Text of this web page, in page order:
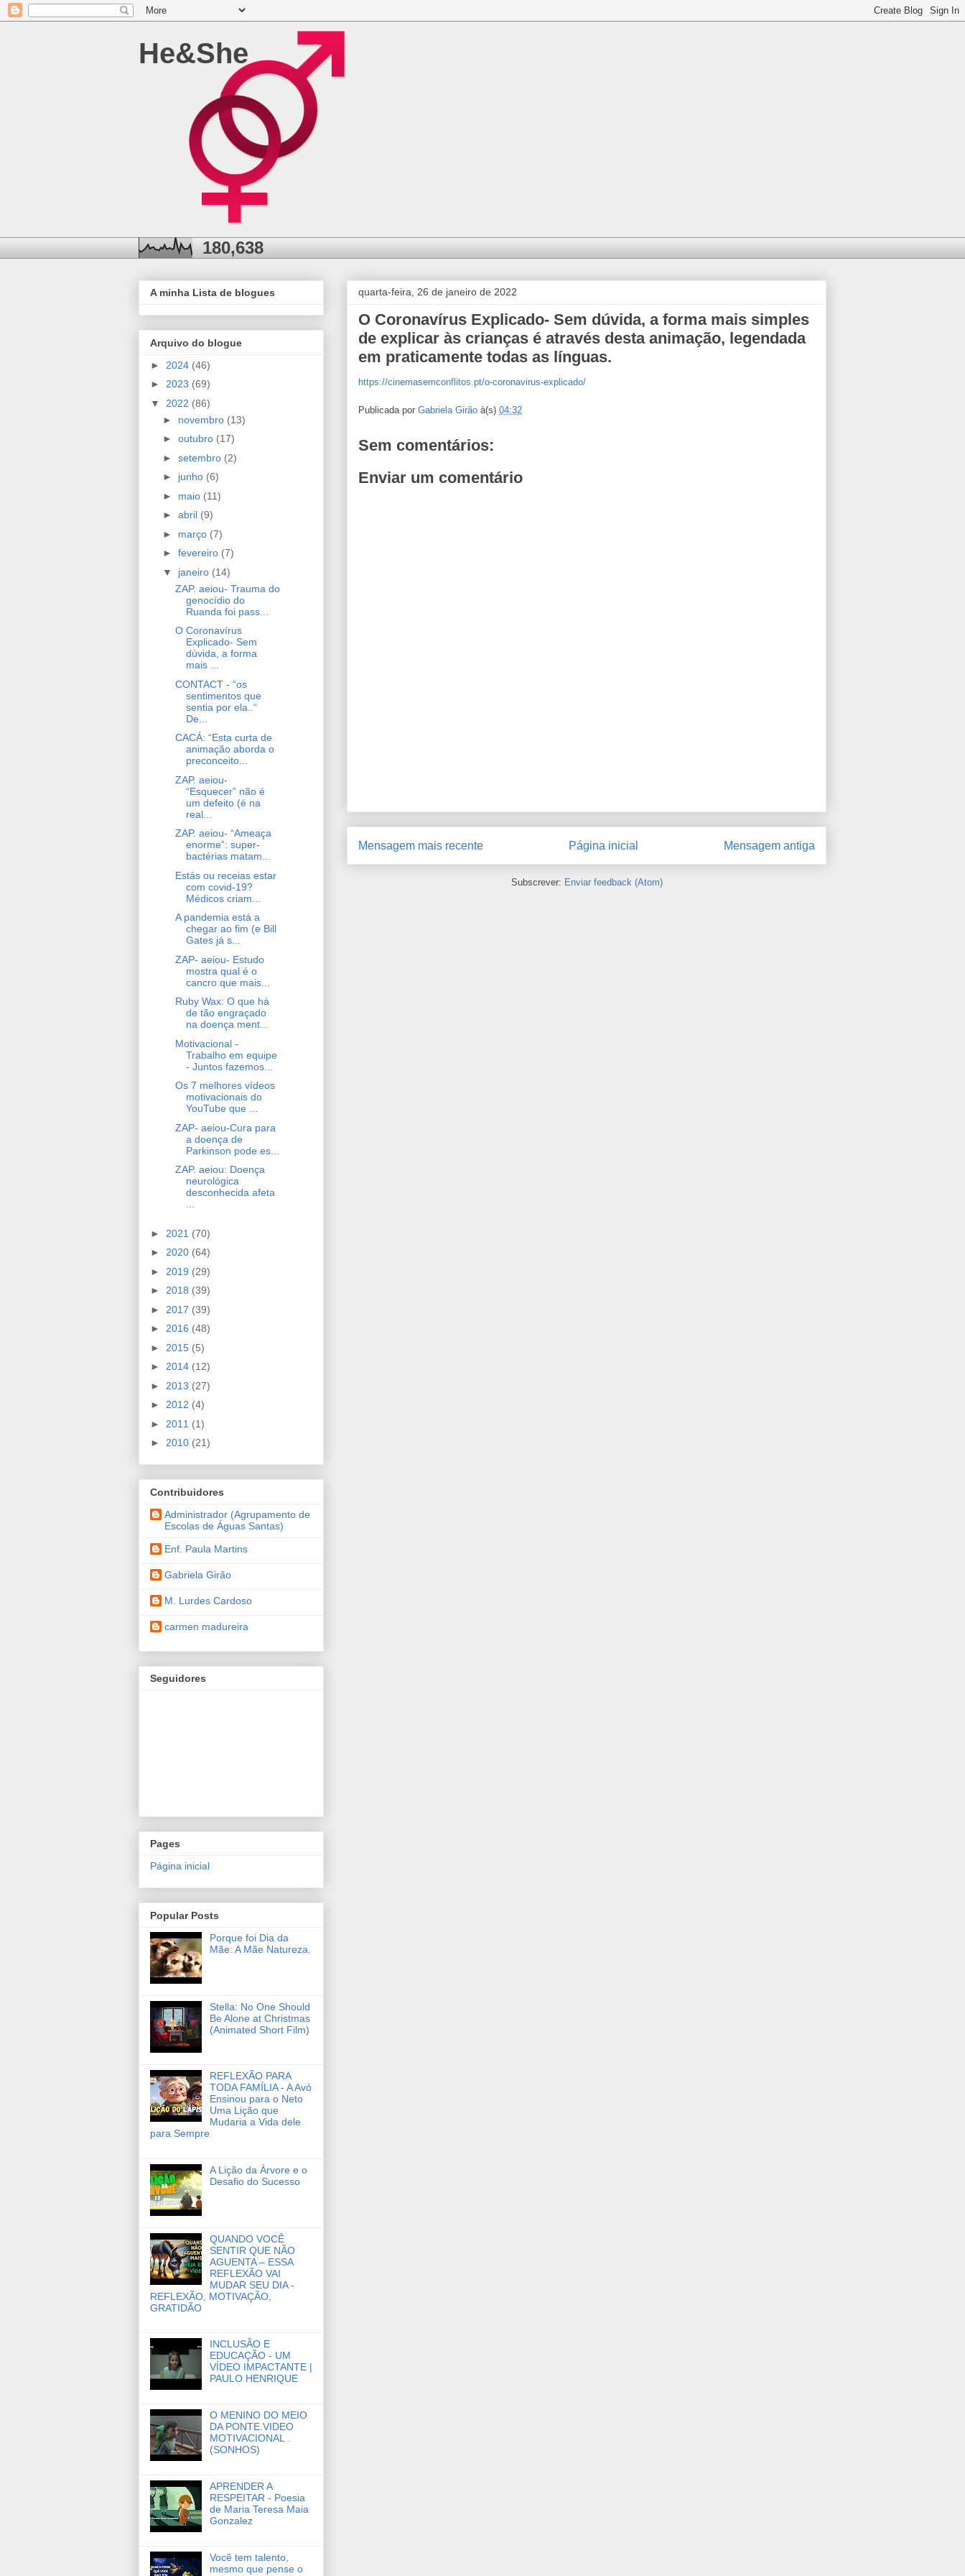
He&She
180,638
quarta-feira, 26 de janeiro de 2022
O Coronavírus Explicado- Sem dúvida, a forma mais simples
de explicar às crianças é através desta animação, legendada
em praticamente todas as línguas.
https://cinemasemconflitos.pt/o-coronavirus-explicado/
Publicada por Gabriela Girão à(s) 04:32
Sem comentários:
Enviar um comentário
Mensagem mais recente Mensagem antiga
Página inicial
Subscrever: Enviar feedback (Atom)
A minha Lista de blogues
Arquivo do blogue
► 2024 (46)
► 2023 (69)
▼ 2022 (86)
► novembro (13)
► outubro (17)
► setembro (2)
► junho (6)
► maio (11)
► abril (9)
► março (7)
► fevereiro (7)
▼ janeiro (14)
ZAP. aeiou- Trauma do
genocídio do
Ruanda foi pass...
O Coronavírus
Explicado- Sem
dúvida, a forma
mais ...
CONTACT - “os
sentimentos que
sentia por ela..“
De...
CACÁ: “Esta curta de
animação aborda o
preconceito...
ZAP. aeiou-
“Esquecer” não é
um defeito (é na
real...
ZAP. aeiou- “Ameaça
enorme”: super-
bactérias matam...
Estás ou receias estar
com covid-19?
Médicos criam...
A pandemia está a
chegar ao fim (e Bill
Gates já s...
ZAP- aeiou- Estudo
mostra qual é o
cancro que mais...
Ruby Wax: O que há
de tão engraçado
na doença ment...
Motivacional -
Trabalho em equipe
- Juntos fazemos...
Os 7 melhores vídeos
motivacionais do
YouTube que ...
ZAP- aeiou-Cura para
a doença de
Parkinson pode es...
ZAP. aeiou: Doença
neurológica
desconhecida afeta
...
► 2021 (70)
► 2020 (64)
► 2019 (29)
► 2018 (39)
► 2017 (39)
► 2016 (48)
► 2015 (5)
► 2014 (12)
► 2013 (27)
► 2012 (4)
► 2011 (1)
► 2010 (21)
Contribuidores
Administrador (Agrupamento de
Escolas de Águas Santas)
Enf. Paula Martins
Gabriela Girão
M. Lurdes Cardoso
carmen madureira
Seguidores
Pages
Página inicial
Popular Posts
Porque foi Dia da
Mãe: A Mãe Natureza.
Stella: No One Should
Be Alone at Christmas
(Animated Short Film)
REFLEXÃO PARA
TODA FAMÍLIA - A Avó
Ensinou para o Neto
Uma Lição que
Mudaria a Vida dele
para Sempre
A Lição da Árvore e o
Desafio do Sucesso
QUANDO VOCÊ
SENTIR QUE NÃO
AGUENTA – ESSA
REFLEXÃO VAI
MUDAR SEU DIA -
REFLEXÃO, MOTIVAÇÃO,
GRATIDÃO
INCLUSÃO E
EDUCAÇÃO - UM
VÍDEO IMPACTANTE |
PAULO HENRIQUE
O MENINO DO MEIO
DA PONTE.VIDEO
MOTIVACIONAL .
(SONHOS)
APRENDER A
RESPEITAR - Poesia
de Maria Teresa Maia
Gonzalez
Você tem talento,
mesmo que pense o